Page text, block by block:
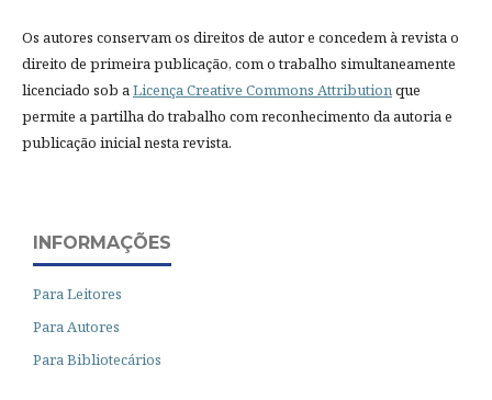
Os autores conservam os direitos de autor e concedem à revista o
direito de primeira publicação, com o trabalho simultaneamente
licenciado sob aLicença Creative Commons Attributionque
permite a partilha do trabalho com reconhecimento da autoria e
publicação inicial nesta revista.
INFORMAÇÕES
Para Leitores
Para Autores
Para Bibliotecários